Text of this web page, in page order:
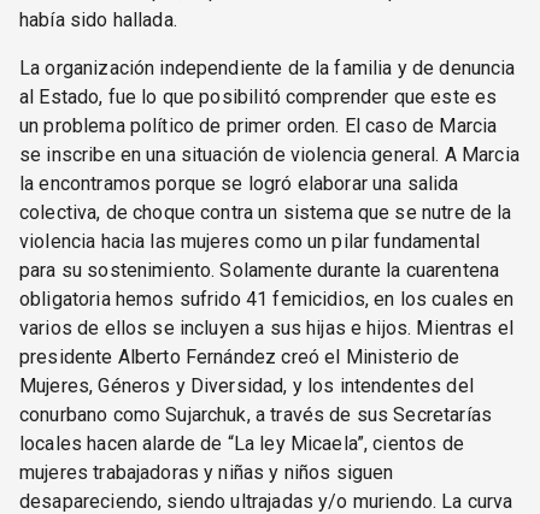
había sido hallada.
La organización independiente de la familia y de denuncia
al Estado, fue lo que posibilitó comprender que este es
un problema político de primer orden. El caso de Marcia
se inscribe en una situación de violencia general. A Marcia
la encontramos porque se logró elaborar una salida
colectiva, de choque contra un sistema que se nutre de la
violencia hacia las mujeres como un pilar fundamental
para su sostenimiento. Solamente durante la cuarentena
obligatoria hemos sufrido 41 femicidios, en los cuales en
varios de ellos se incluyen a sus hijas e hijos. Mientras el
presidente Alberto Fernández creó el Ministerio de
Mujeres, Géneros y Diversidad, y los intendentes del
conurbano como Sujarchuk, a través de sus Secretarías
locales hacen alarde de “La ley Micaela”, cientos de
mujeres trabajadoras y niñas y niños siguen
desapareciendo, siendo ultrajadas y/o muriendo. La curva